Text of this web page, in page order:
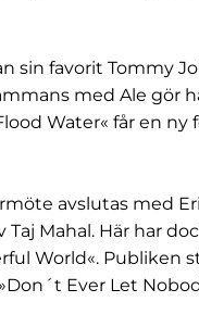
sin favorit Tommy
med Ale gör
Water« får en
avslutas med
Taj Mahal. Här har
World«. Publiken
Ever Let